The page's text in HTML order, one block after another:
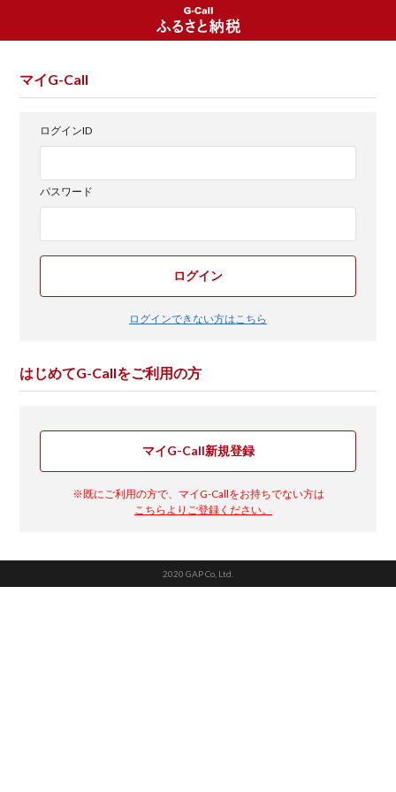
マイG-Call
ログインID
パスワード
ログイン
ログインできない方はこちら
はじめてG-Callをご利用の方
マイG-Call新規登録
※既にご利用の方で、マイG-Callをお持ちでない方は
こちらよりご登録ください。
2020 GAP Co, Ltd.